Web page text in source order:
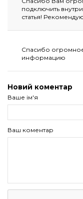
подключить
статья!
Спасибо
информацию
Новий коментар
Ваше ім'я
Ваш коментар